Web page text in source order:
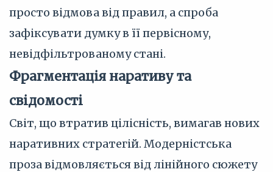
просто відмова від правил, а спроба
зафіксувати думку в її первісному,
невідфільтрованому стані.
Фрагментація наративу та
свідомості
Світ, що втратив цілісність, вимагав нових
наративних стратегій. Модерністська
проза відмовляється від лінійного сюжету